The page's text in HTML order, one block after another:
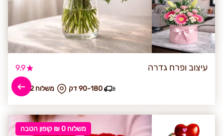
עיצוב ופרח גדרה 9.9
₪ משלוח 42 90-180 דק
משלוח 0 ₪ קופון הטבה